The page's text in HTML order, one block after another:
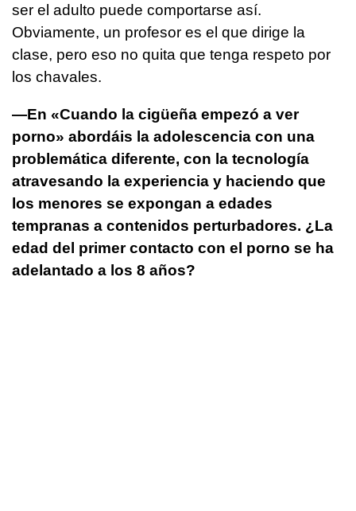
ser el adulto puede comportarse así.
Obviamente, un profesor es el que dirige la
clase, pero eso no quita que tenga respeto por
los chavales.
—En «Cuando la cigüeña empezó a ver
porno» abordáis la adolescencia con una
problemática diferente, con la tecnología
atravesando la experiencia y haciendo que
los menores se expongan a edades
tempranas a contenidos perturbadores. ¿La
edad del primer contacto con el porno se ha
adelantado a los 8 años?